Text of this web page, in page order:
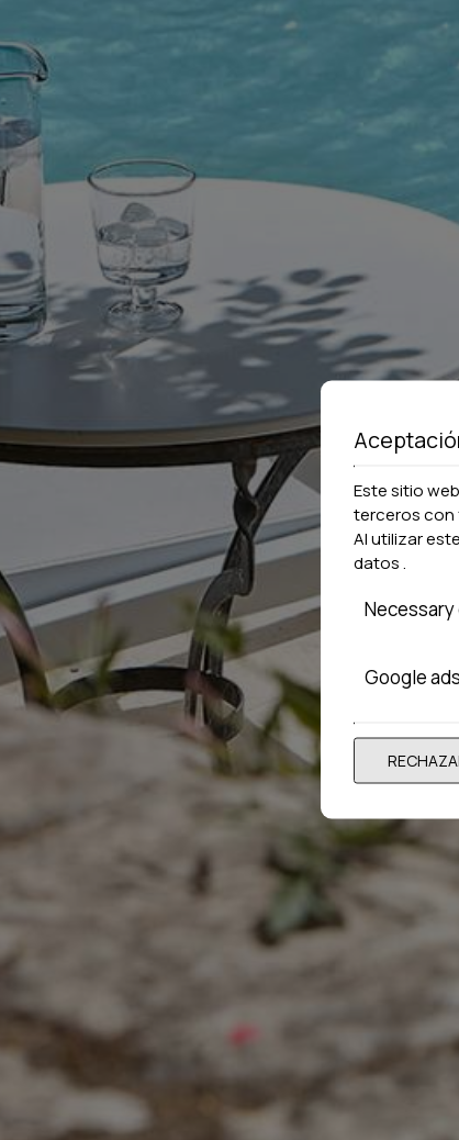
Este sitio
terceros con
Al utilizar
datos
Google ads